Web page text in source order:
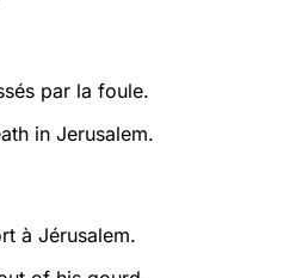
par la foule.
in Jerusalem.
à Jérusalem.